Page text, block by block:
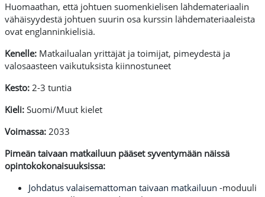
Huomaathan, että johtuen suomenkielisen lähdemateriaalin
vähäisyydestä johtuen suurin osa kurssin lähdemateriaaleista
ovat englanninkielisiä.
Kenelle: Matkailualan yrittäjät ja toimijat, pimeydestä ja
valosaasteen vaikutuksista kiinnostuneet
Kesto: 2-3 tuntia
Kieli: Suomi/Muut kielet
Voimassa: 2033
Pimeän taivaan matkailuun pääset syventymään näissä
opintokokonaisuuksissa:
Johdatus valaisemattoman taivaan matkailuun -moduuli